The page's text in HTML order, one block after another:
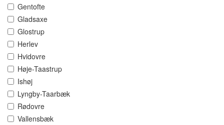
Gentofte
Gladsaxe
Glostrup
Herlev
Hvidovre
Høje-Taastrup
Ishøj
Lyngby-Taarbæk
Rødovre
Vallensbæk